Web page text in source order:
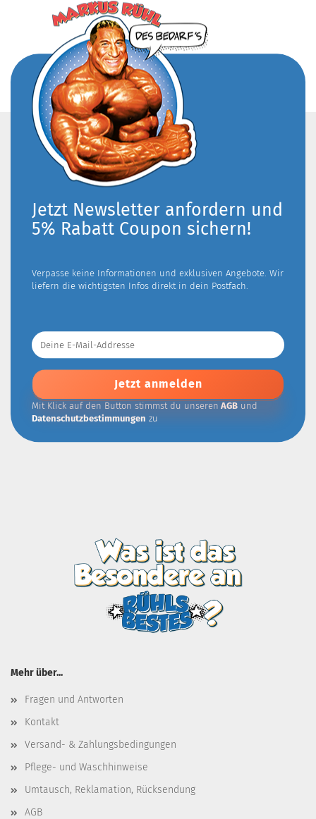
Jetzt Newsletter anfordern und
5% Rabatt Coupon sichern!
Verpasse keine Informationen und exklusiven Angebote. Wir
liefern die wichtigsten Infos direkt in dein Postfach.
Deine
E-
Mail-
Addresse
Mit Klick auf den Button stimmst du unseren AGB und
Datenschutzbestimmungen zu
Mehr über...
Fragen und Antworten
Kontakt
Versand- & Zahlungsbedingungen
Pflege- und Waschhinweise
Umtausch, Reklamation, Rücksendung
AGB